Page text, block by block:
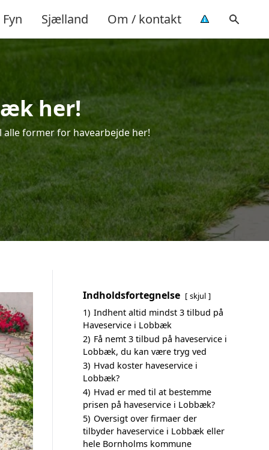
Fyn Sjælland Om / kontakt
her!
former for havearbejde her!
Indholdsfortegnelse skjul
1) Indhent altid mindst 3 tilbud på
Haveservice i Lobbæk
2) Få nemt 3 tilbud på haveservice i
Lobbæk, du kan være tryg ved
3) Hvad koster haveservice i
Lobbæk?
4) Hvad er med til at bestemme
prisen på haveservice i Lobbæk?
5) Oversigt over firmaer der
tilbyder haveservice i Lobbæk eller
hele Bornholms kommune